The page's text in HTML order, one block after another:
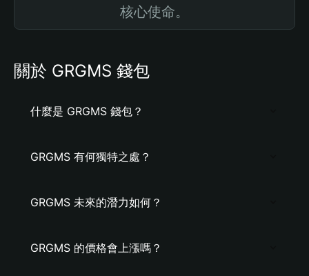
核心使命。
關於 GRGMS 錢包
什麼是 GRGMS 錢包？
GRGMS 有何獨特之處？
GRGMS 未來的潛力如何？
GRGMS 的價格會上漲嗎？